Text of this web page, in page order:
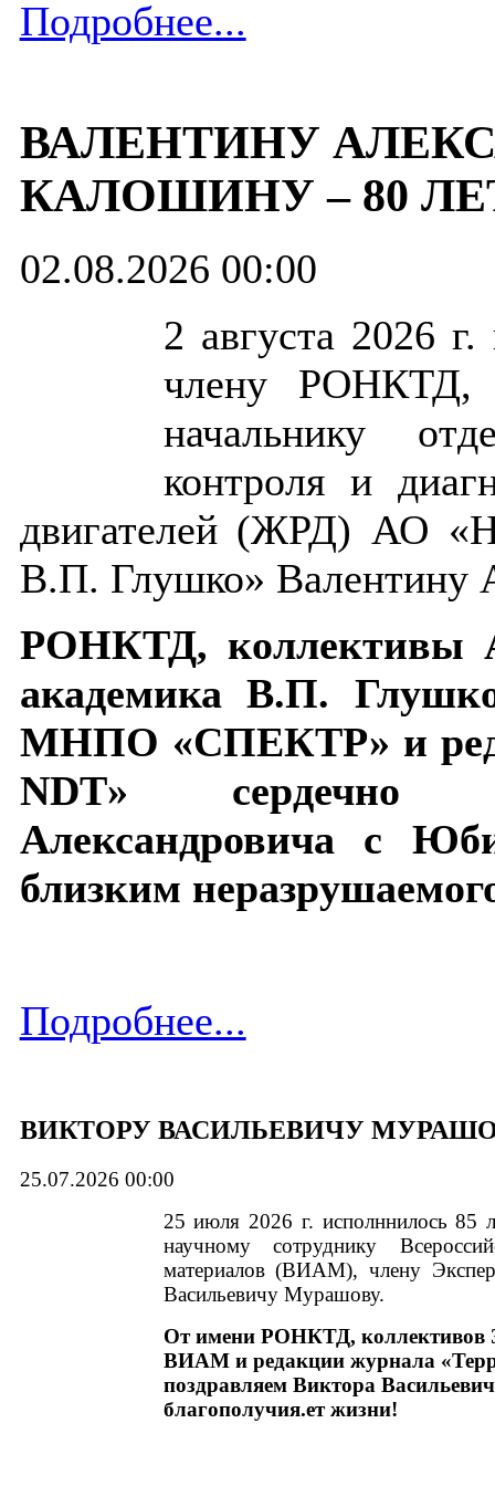
Подробнее...
ВАЛЕНТИНУ
КАЛОШИНУ ‒ 80
02.08.2026 00:00
2 августа 2026
члену РОНКТД,
начальнику
контроля и
двигателей (ЖРД) АО
В.П. Глушко» Валентину
РОНКТД, коллективы
академика В.П.
МНПО «СПЕКТР» и
NDT» сердечно
Александровича с
близким
Подробнее...
ВИКТОРУ ВАСИЛЬЕВИЧУ
25.07.2026 00:00
25 июля 2026 г. исполннилось 85
научному сотруднику
материалов (ВИАМ), члену
Васильевичу Мурашову.
От имени РОНКТД,
ВИАМ и редакции журнала
поздравляем Виктора
благополучия.ет жизни!